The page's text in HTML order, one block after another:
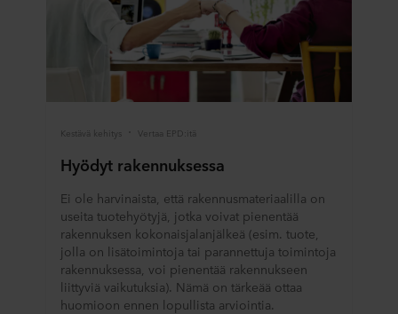
kauan kukin eväste säilyy tallennettuna päätelaitteellesi.
Päätät itse, mihin tarkoituksiin sivustomme voivat
käyttää evästeitä ja siten käsitellä tietojasi evästeiden
Voit perua suostumuksesi tai muuttaa sitä milloin tahansa
evästekuvaketta. Lisätietoa evästeiden käytöstä
verkkosivustoillamme saat "Lisää"-osiosta ja
mukaan lukien sen ROCKWOOL-konserniin kuuluvan
yrityksen tiedot, joka on henkilötietojesi rekisterinpitäjä.
Kestävä kehitys Vertaa EPD:itä
Hyödyt rakennuksessa
Ei ole harvinaista, että rakennusmateriaalilla on
useita tuotehyötyjä, jotka voivat pienentää
rakennuksen kokonaisjalanjälkeä (esim. tuote,
jolla on lisätoimintoja tai parannettuja toimintoja
rakennuksessa, voi pienentää rakennukseen
liittyviä vaikutuksia). Nämä on tärkeää ottaa
huomioon ennen lopullista arviointia.